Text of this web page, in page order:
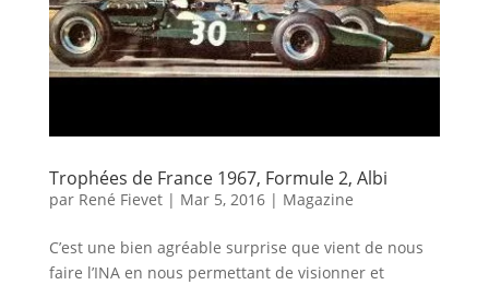
Trophées de France 1967, Formule 2, Albi
par René Fievet| Mar 5, 2016| Magazine
C’est une bien agréable surprise que vient de nous
faire l’INA en nous permettant de visionner et